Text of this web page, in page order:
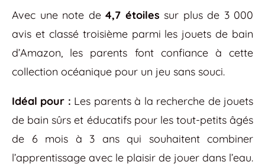
Avec une note de 4,7 étoiles sur plus de 3 000
avis et classé troisième parmi les jouets de bain
d’Amazon, les parents font confiance à cette
collection océanique pour un jeu sans souci.
Idéal pour : Les parents à la recherche de jouets
de bain sûrs et éducatifs pour les tout-petits âgés
de 6 mois à 3 ans qui souhaitent combiner
l’apprentissage avec le plaisir de jouer dans l’eau.